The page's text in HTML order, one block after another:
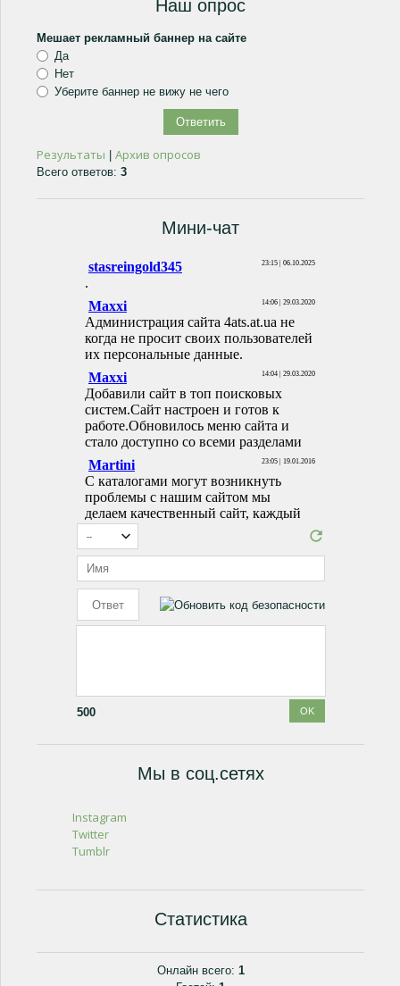
Наш опрос
Мешает рекламный баннер на сайте
Да
Нет
Уберите баннер не вижу не чего
Результаты Архив опросов
Всего ответов: 3
Мини-чат
500
Мы в соц.сетях
Instagram
Twitter
Tumblr
Статистика
Онлайн всего: 1